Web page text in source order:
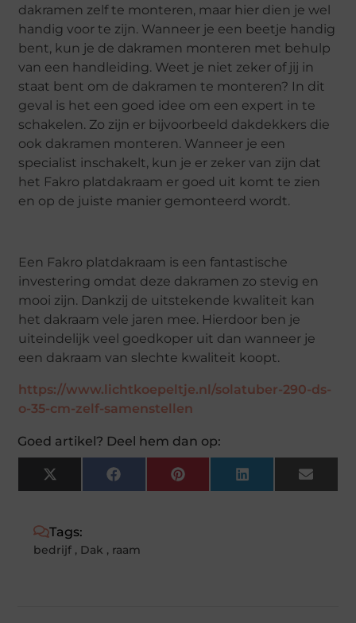
dakramen zelf te monteren, maar hier dien je wel
handig voor te zijn. Wanneer je een beetje handig
bent, kun je de dakramen monteren met behulp
van een handleiding. Weet je niet zeker of jij in
staat bent om de dakramen te monteren? In dit
geval is het een goed idee om een expert in te
schakelen. Zo zijn er bijvoorbeeld dakdekkers die
ook dakramen monteren. Wanneer je een
specialist inschakelt, kun je er zeker van zijn dat
het Fakro platdakraam er goed uit komt te zien
en op de juiste manier gemonteerd wordt.
Een Fakro platdakraam is een fantastische
investering omdat deze dakramen zo stevig en
mooi zijn. Dankzij de uitstekende kwaliteit kan
het dakraam vele jaren mee. Hierdoor ben je
uiteindelijk veel goedkoper uit dan wanneer je
een dakraam van slechte kwaliteit koopt.
https://www.lichtkoepeltje.nl/solatuber-290-ds-
o-35-cm-zelf-samenstellen
Goed artikel? Deel hem dan op:
X
(Twitter)
FacebookPinterestLinkedIn Email
Tags:
bedrijf , Dak , raam